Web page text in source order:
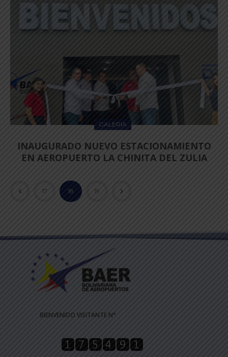
GALERÍA
INAUGURADO NUEVO ESTACIONAMIENTO
EN AEROPUERTO LA CHINITA DEL ZULIA
17 18 19
BIENVENIDO VISITANTE N°